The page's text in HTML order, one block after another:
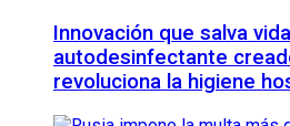
Innovación que salva
autodesinfectante
revoluciona la higiene